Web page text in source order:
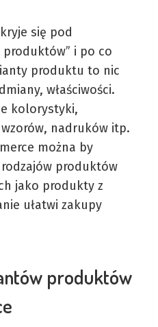
się pod
i po co
produktu to nic
właściwości.
kolorystyki,
nadruków itp.
można by
produktów
jako produkty z
ułatwi zakupy
produktów